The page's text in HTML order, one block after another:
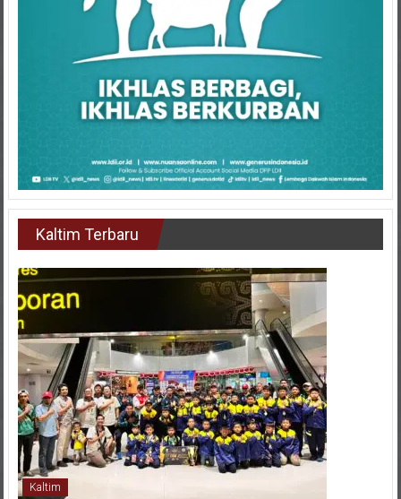
Kaltim Terbaru
Kaltim